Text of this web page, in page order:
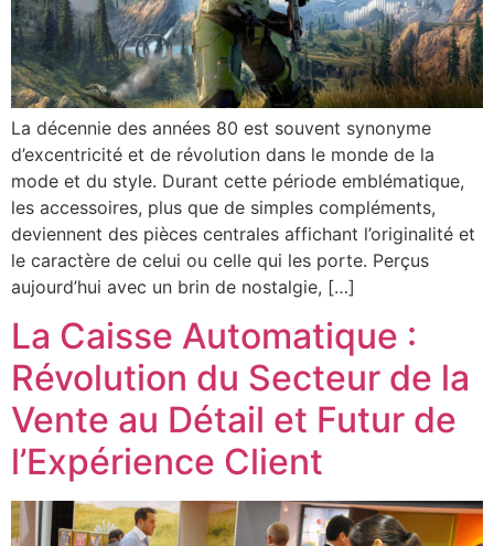
La décennie des années 80 est souvent synonyme
d’excentricité et de révolution dans le monde de la
mode et du style. Durant cette période emblématique,
les accessoires, plus que de simples compléments,
deviennent des pièces centrales affichant l’originalité et
le caractère de celui ou celle qui les porte. Perçus
aujourd’hui avec un brin de nostalgie, […]
La Caisse Automatique :
Révolution du Secteur de la
Vente au Détail et Futur de
l’Expérience Client